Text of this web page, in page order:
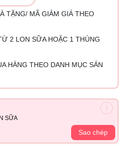
TẶNG/ MÃ GIẢM GIÁ THEO
2 LON SỮA HOẶC 1 THÙNG
HÀNG THEO DANH MỤC SẢN
SỮA
Sao chép